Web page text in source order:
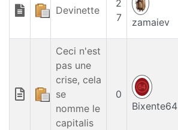
Devinette
2
7
zamaiev
Ceci n'est
pas une
crise, cela
se
nomme le
capitalis
0
Bixente64